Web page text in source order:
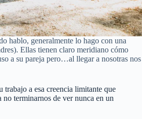
hablo, generalmente lo hago con una
Ellas tienen claro meridiano cómo
a su pareja pero…al llegar a nosotras nos
trabajo a esa creencia limitante que
no terminarnos de ver nunca en un